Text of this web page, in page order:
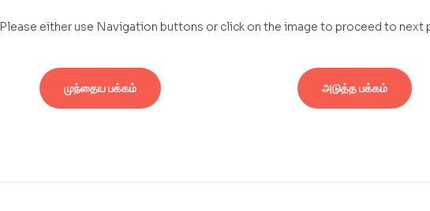
Please either use Navigation buttons or click on the image to proceed to next
முந்தைய பக்கம் அடுத்த பக்கம்